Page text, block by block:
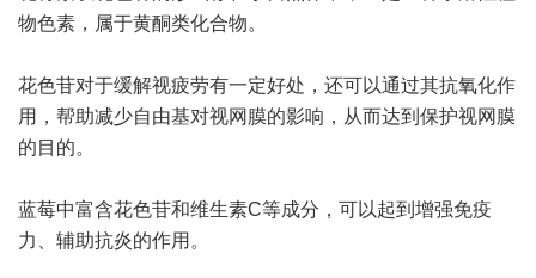
物色素，属于黄酮类化合物。
花色苷对于缓解视疲劳有一定好处，还可以通过其抗氧化作
用，帮助减少自由基对视网膜的影响，从而达到保护视网膜
的目的。
蓝莓中富含花色苷和维生素C等成分，可以起到增强免疫
力、辅助抗炎的作用。